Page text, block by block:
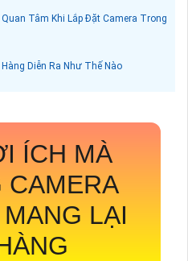
Tâm Khi Lắp Đặt Camera Trong
Diễn Ra Như Thế Nào
ÍCH MÀ
CAMERA
LẠI